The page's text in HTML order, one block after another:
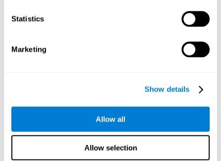
Statistics
Marketing
Show details
Allow all
Allow selection
كمبيوتر)، كما تسمح تثبيت علاعقة نتائجهم بالأداء المدرسيّ،
المحتوى الأكاديميّة، الأهليّات، السلوك والحافز.
الضعيفة أو القويّة ضروريّ لفهم وتقوية أداء الطلّاب المدرسيّ
ولتطوّر التخطيط العصبيّ-التعليميّ الشخصيّ للتعلّم.
لطلاب من 7 سنوات، والشباب، والمراهقين.